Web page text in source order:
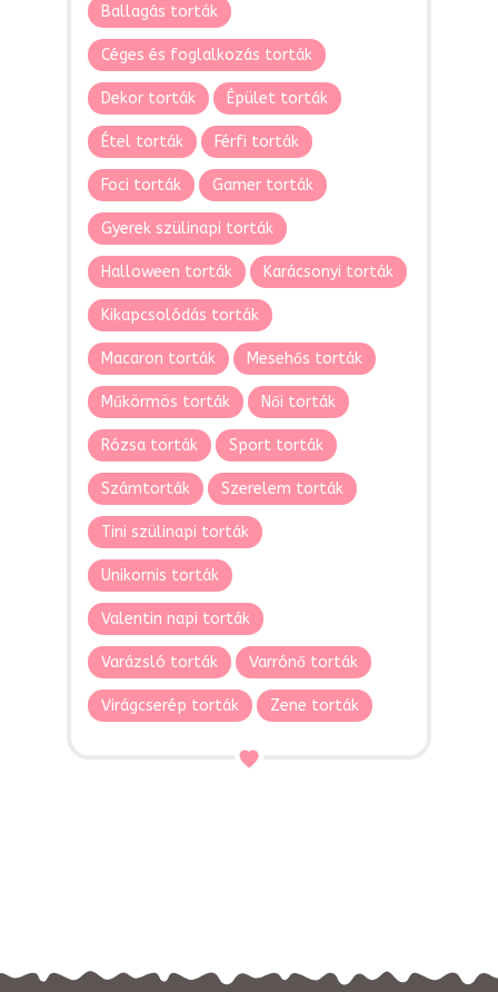
Ballagás torták
Céges és foglalkozás torták
Dekor torták Épület torták
Étel torták Férfi torták
Foci torták Gamer torták
Gyerek szülinapi torták
Halloween torták Karácsonyi torták
Kikapcsolódás torták
Macaron torták Mesehős torták
Műkörmös torták Női torták
Rózsa torták Sport torták
Számtorták Szerelem torták
Tini szülinapi torták
Unikornis torták
Valentin napi torták
Varázsló torták Varrónő torták
Virágcserép torták Zene torták